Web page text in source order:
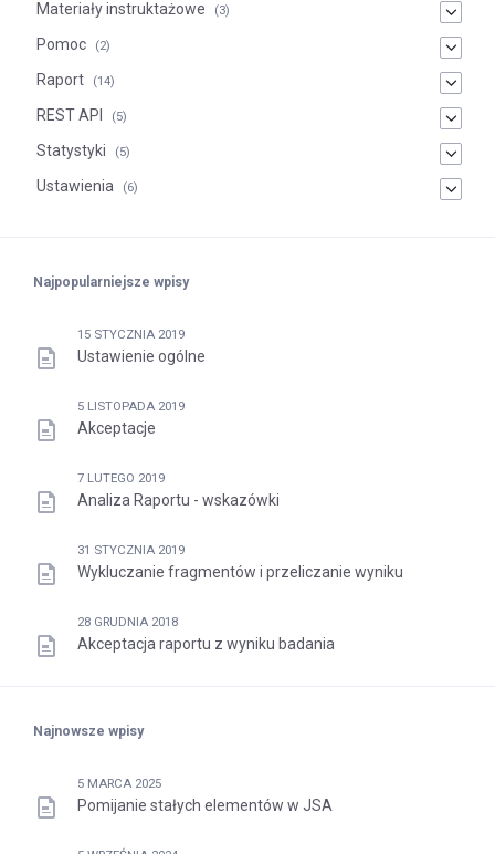
Materiały instruktażowe (3)
Pomoc (2)
Raport (14)
REST API (5)
Statystyki (5)
Ustawienia (6)
Najpopularniejsze wpisy
15 STYCZNIA 2019
Ustawienie ogólne
5 LISTOPADA 2019
Akceptacje
7 LUTEGO 2019
Analiza Raportu - wskazówki
31 STYCZNIA 2019
Wykluczanie fragmentów i przeliczanie wyniku
28 GRUDNIA 2018
Akceptacja raportu z wyniku badania
Najnowsze wpisy
5 MARCA 2025
Pomijanie stałych elementów w JSA